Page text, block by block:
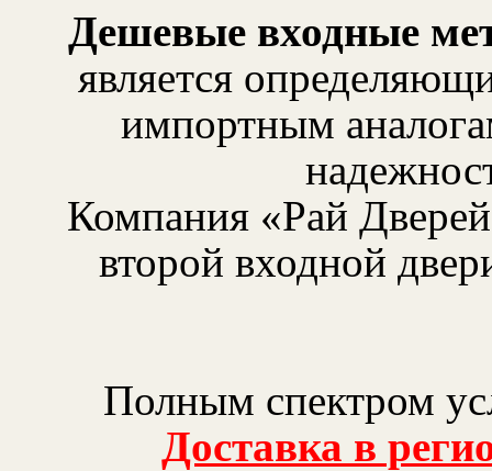
Дешевые входные
является
импортным
Компания «Рай
второй входной
Полным спектром
Доставка в